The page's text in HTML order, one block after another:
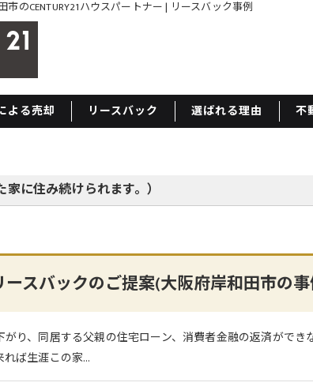
のCENTURY21ハウスパートナー | リースバック事例
よる売却 リースバック 選ばれる理由 不
に住み続けられます。）
スバックのご提案(大阪府岸和田市の
り、同居する父親の住宅ローン、消費者金融の返済がで
ば生涯この家…